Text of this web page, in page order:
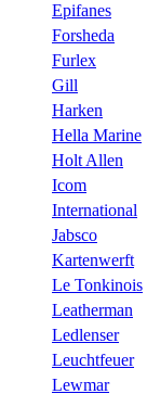
Epifanes
Forsheda
Furlex
Gill
Harken
Hella Marine
Holt Allen
Icom
International
Jabsco
Kartenwerft
Le Tonkinois
Leatherman
Ledlenser
Leuchtfeuer
Lewmar